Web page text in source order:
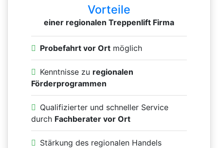
Vorteile
einer regionalen Treppenlift Firma
Probefahrt vor Ort möglich
Kenntnisse zu regionalen
Förderprogrammen
Qualifizierter und schneller Service
durch Fachberater vor Ort
Stärkung des regionalen Handels